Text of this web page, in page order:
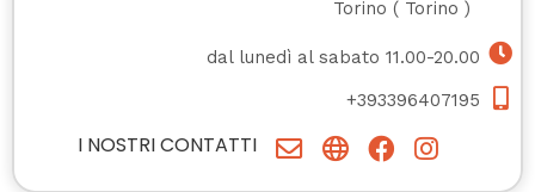
Torino ( Torino )
dal lunedì al sabato 11.00-20.00
+393396407195
I NOSTRI CONTATTI